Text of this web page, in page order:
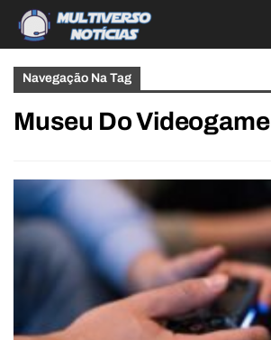
Navegação Na Tag
Museu Do Videogame